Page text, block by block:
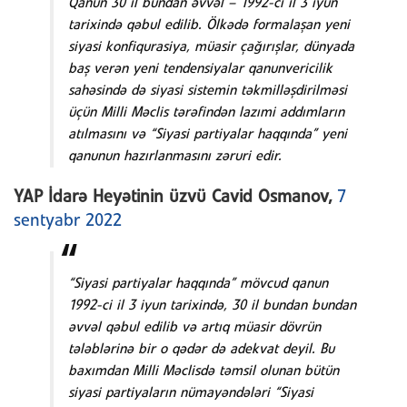
Qanun 30 il bundan əvvəl – 1992-ci il 3 iyun
tarixində qəbul edilib. Ölkədə formalaşan yeni
siyasi konfiqurasiya, müasir çağırışlar, dünyada
baş verən yeni tendensiyalar qanunvericilik
sahəsində də siyasi sistemin təkmilləşdirilməsi
üçün Milli Məclis tərəfindən lazımi addımların
atılmasını və “Siyasi partiyalar haqqında” yeni
qanunun hazırlanmasını zəruri edir.
YAP İdarə Heyətinin üzvü Cavid Osmanov, 7
sentyabr 2022
“Siyasi partiyalar haqqında” mövcud qanun
1992-ci il 3 iyun tarixində, 30 il bundan bundan
əvvəl qəbul edilib və artıq müasir dövrün
tələblərinə bir o qədər də adekvat deyil. Bu
baxımdan Milli Məclisdə təmsil olunan bütün
siyasi partiyaların nümayəndələri “Siyasi